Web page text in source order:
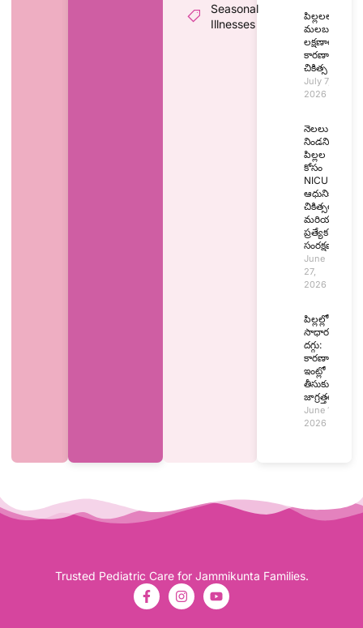
Seasonal
Illnesses
పిల్లలలో
మలబద్ధకం:
లక్షణాలు,
కారణాలు,
చికిత్స
July 7,
2026
నెలలు
నిండని
పిల్లల
కోసం
NICU:
ఆధునిక
చికిత్సలు
మరియు
ప్రత్యేక
సంరక్షణ
June
27,
2026
పిల్లల్లో
సాధారణ
దగ్గు:
కారణాలు,
ఇంట్లో
తీసుకునే
జాగ్రత్తలు
June 15,
2026
Trusted Pediatric Care for Jammikunta Families.